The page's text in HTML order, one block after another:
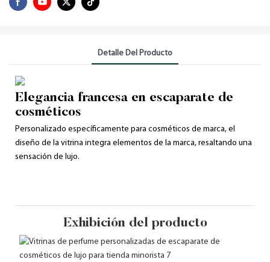
Detalle Del Producto
Elegancia francesa en escaparate de
cosméticos
Personalizado específicamente para cosméticos de marca, el
diseño de la vitrina integra elementos de la marca, resaltando una
sensación de lujo.
Exhibición del producto